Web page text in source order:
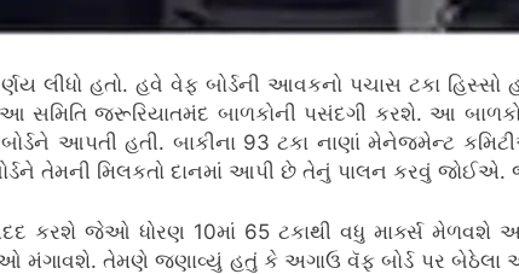
લીધો હતો. હવે વેફ બોર્ડની આવકનો પચાસ ટકા હિસ્સો
સમિતિ જરૂરિયાતમંદ બાળકોની પસંદગી કરશે. આ
બોર્ડને આપતી હતી. બાકીના 93 ટકા નાણાં મેનેજમેન્ટ
તેમની મિલકતો દાનમાં આપી છે તેનું પાલન કરવું જોઈએ.
કરશે જેઓ ધોરણ 10માં 65 ટકાથી વધુ માર્ક્સ મેળવશે
તેમણે જણાવ્યું હતું કે અગાઉ વૅફ બોર્ડ પર બેઠેલા